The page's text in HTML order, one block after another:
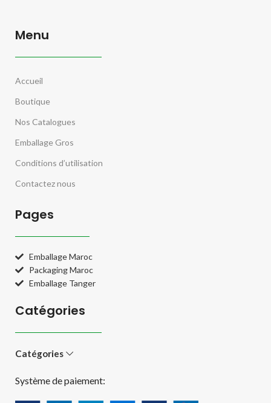
Menu
Accueil
Boutique
Nos Catalogues
Emballage Gros
Conditions d’utilisation
Contactez nous
Pages
Emballage Maroc
Packaging Maroc
Emballage Tanger
Catégories
Catégories
Système de paiement: